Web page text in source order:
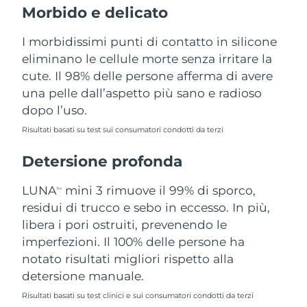
Morbido e delicato
I morbidissimi punti di contatto in silicone
eliminano le cellule morte senza irritare la
cute. Il 98% delle persone afferma di avere
una pelle dall’aspetto più sano e radioso
dopo l’uso.
Risultati basati su test sui consumatori condotti da terzi
Detersione profonda
LUNATM
mini 3 rimuove il 99% di sporco,
residui di trucco e sebo in eccesso. In più,
libera i pori ostruiti, prevenendo le
imperfezioni. Il 100% delle persone ha
notato risultati migliori rispetto alla
detersione manuale.
Risultati basati su test clinici e sui consumatori condotti da terzi
Filippine
Polonia Consegna stimata8/10/26
Portogallo Consegna stimata8/9/26
Portorico
Romania Consegna stimata8/9/26
Russia Consegna stimata
Arabia Saudita